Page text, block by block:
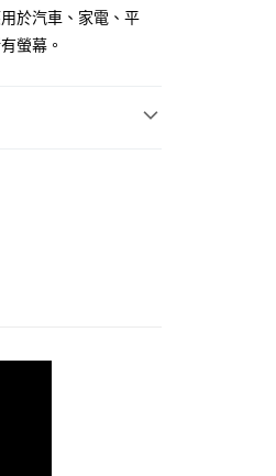
於汽車、家電、平
螢幕。